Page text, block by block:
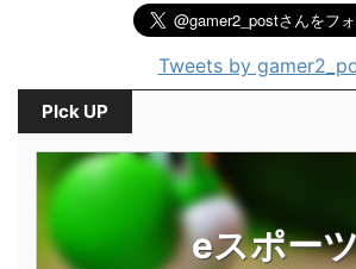
Tweets by
PIck UP
eスポー